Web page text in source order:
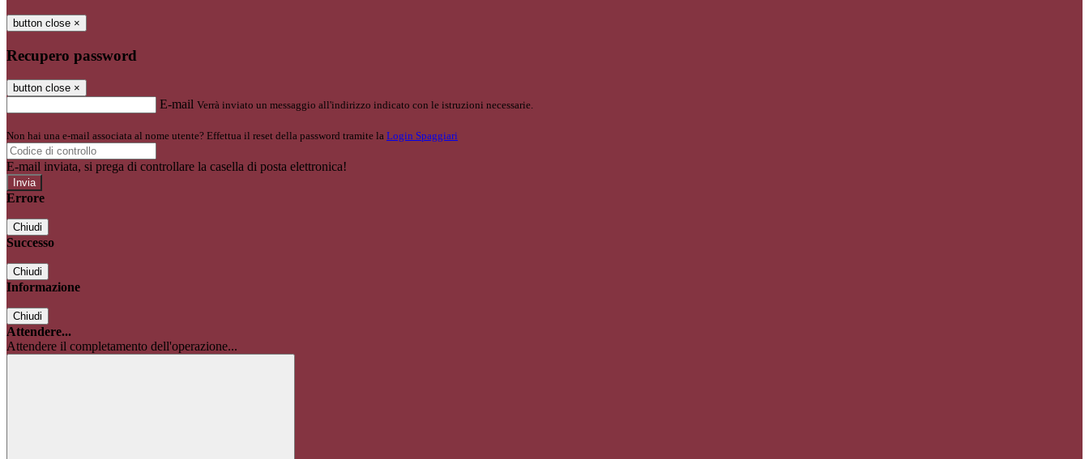
button close ×
Recupero password
button close ×
E-mail Verrà inviato un messaggio all'indirizzo indicato con le istruzioni necessarie.
Non hai una e-mail associata al nome utente? Effettua il reset della password tramite la Login Spaggiari
E-mail inviata, si prega di controllare la casella di posta elettronica!
Errore
Chiudi
Successo
Chiudi
Informazione
Chiudi
Attendere...
Attendere il completamento dell'operazione...